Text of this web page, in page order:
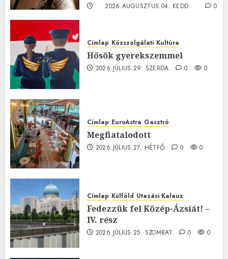
2026.AUGUSZTUS.04. KEDD.
0
Címlap Közszolgálati Kultúra
Hősök gyerekszemmel
2026.JÚLIUS.29. SZERDA. 0 0
Címlap EuroAstra Gasztró
Megfiatalodott
2026.JÚLIUS.27. HÉTFŐ. 0 0
Címlap Külföld Utazási Kalauz
Fedezzük fel Közép-Ázsiát! –
IV. rész
2026.JÚLIUS.25. SZOMBAT. 0 0